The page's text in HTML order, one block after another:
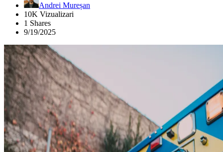
Andrei Mureșan
10K Vizualizari
1 Shares
9/19/2025